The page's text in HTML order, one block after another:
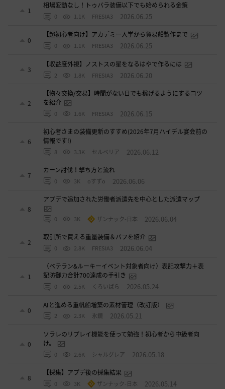
1
相場変動なし！トゥバラ装備以下でも始められる金策
0 1.1K FRESIA3 2026.06.25
0
【超初心者向け】アカデミー入学から貿易船製作まで
0 1.1K FRESIA3 2026.06.25
3
【収益度外視】ノストスの星をなるはやで作るには
2 1.8K FRESIA3 2026.06.20
2
【物々交換/交易】時間がない日でも稼げるようにするコツ
を紹介
0 1.6K FRESIA3 2026.06.15
6
初心者さまの装備更新のすすめ(2026年7月ハイデル宴会前の
情報です!)
8 3.3K セルベリア 2026.06.12
7
カーン討伐！撃ち方と流れ
0 3K oすずo 2026.06.06
8
アプデで追加された労働者派遣先を中心とした派遣マップ
0 3K ザンナック-日本 2026.06.04
2
取引所で買える重量装備＆バフを紹介
0 2.8K FRESIA3 2026.06.04
1
（ベテラン&ルーキーイベント対象者向け）表記攻撃力＋表
記防御力合計700達成の手引き
0 2.5K くろいばら 2026.05.24
0
AIと進める重帆船増築の素材管理（改訂版）
2 2.3K 氷鏡 2026.05.21
0
ソラレのリプレイ機能を使って勉強！初心者から中級者向
け。
0 2.6K シャルグレア 2026.05.18
8
【採集】アプデ後の採集結果
0 3K ザンナック-日本 2026.05.14